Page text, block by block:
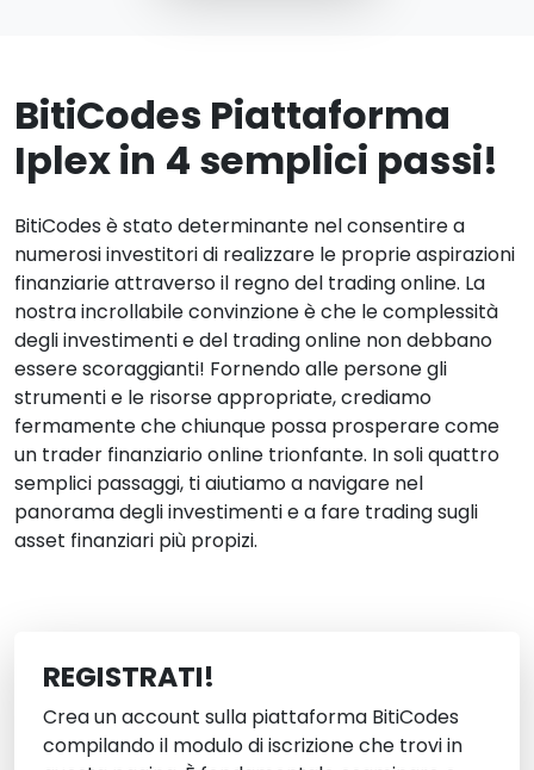
BitiCodes Piattaforma
Iplex in 4 semplici passi!
BitiCodes è stato determinante nel consentire a
numerosi investitori di realizzare le proprie aspirazioni
finanziarie attraverso il regno del trading online. La
nostra incrollabile convinzione è che le complessità
degli investimenti e del trading online non debbano
essere scoraggianti! Fornendo alle persone gli
strumenti e le risorse appropriate, crediamo
fermamente che chiunque possa prosperare come
un trader finanziario online trionfante. In soli quattro
semplici passaggi, ti aiutiamo a navigare nel
panorama degli investimenti e a fare trading sugli
asset finanziari più propizi.
REGISTRATI!
Crea un account sulla piattaforma BitiCodes
compilando il modulo di iscrizione che trovi in